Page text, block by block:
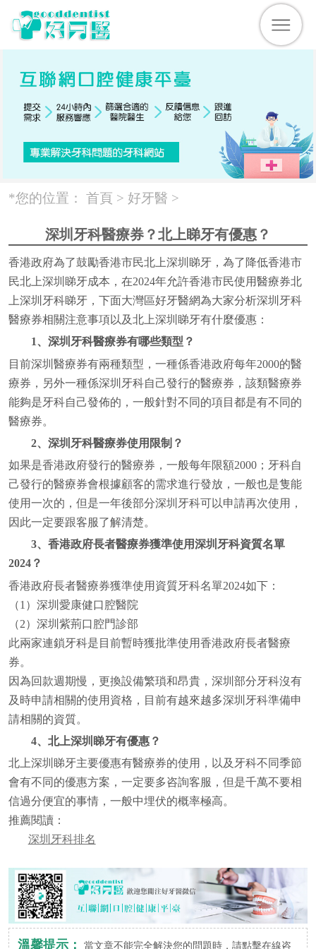
*您的位置： 首頁 > 好牙醫 >
深圳牙科醫療券？北上睇牙有優惠？
香港政府為了鼓勵香港市民北上深圳睇牙，為了降低香港市
民北上深圳睇牙成本，在2024年允許香港市民使用醫療券北
上深圳牙科睇牙，下面大灣區好牙醫網為大家分析深圳牙科
醫療券相關注意事項以及北上深圳睇牙有什麼優惠：
1、深圳牙科醫療券有哪些類型？
目前深圳醫療券有兩種類型，一種係香港政府每年2000的醫
療券，另外一種係深圳牙科自己發行的醫療券，該類醫療券
能夠是牙科自己發佈的，一般針對不同的項目都是有不同的
醫療券。
2、深圳牙科醫療券使用限制？
如果是香港政府發行的醫療券，一般每年限額2000；牙科自
己發行的醫療券會根據顧客的需求進行發放，一般也是隻能
使用一次的，但是一年後部分深圳牙科可以申請再次使用，
因此一定要跟客服了解清楚。
3、香港政府長者醫療券獲準使用深圳牙科資質名單
2024？
香港政府長者醫療券獲準使用資質牙科名單2024如下：
（1）深圳愛康健口腔醫院
（2）深圳紫荊口腔門診部
此兩家連鎖牙科是目前暫時獲批準使用香港政府長者醫療
券。
因為回款週期慢，更換設備繁瑣和昂貴，深圳部分牙科沒有
及時申請相關的使用資格，目前有越來越多深圳牙科準備申
請相關的資質。
4、北上深圳睇牙有優惠？
北上深圳睇牙主要優惠有醫療券的使用，以及牙科不同季節
會有不同的優惠方案，一定要多咨詢客服，但是千萬不要相
信過分便宜的事情，一般中埋伏的概率極高。
推薦閱讀：
深圳牙科排名
溫馨提示： 當文章不能完全解決您的問題時，請點擊在線咨